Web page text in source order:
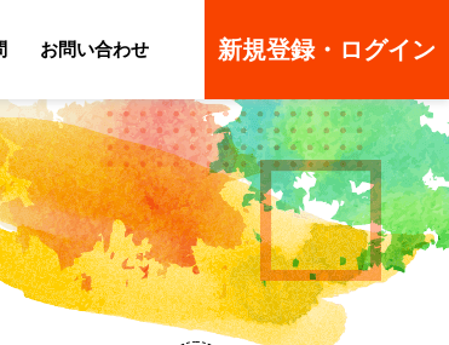
お問い合わせ 新規登録・ログイン